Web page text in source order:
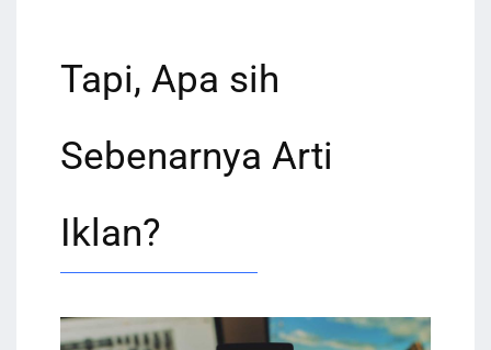
Tapi, Apa sih
Sebenarnya Arti
Iklan?